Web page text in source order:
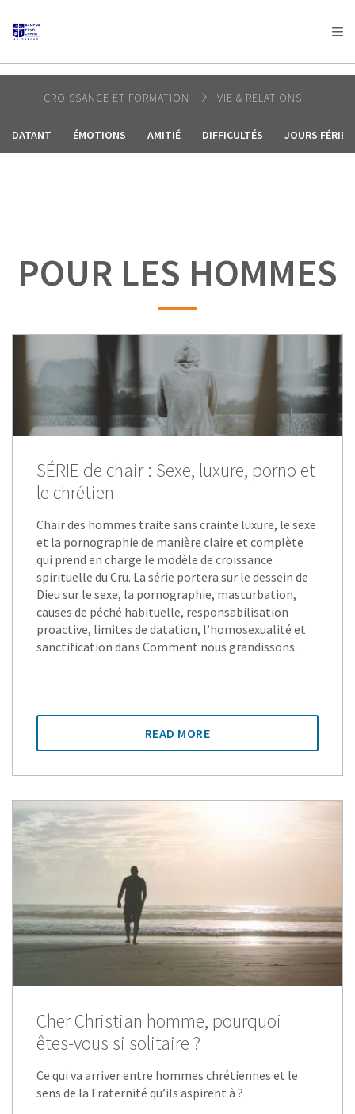
AFRICA
AMERICA / CARIBBEAN
OCEANIA
CROISSANCE ET FORMATION VIE & RELATIONS
DATANT ÉMOTIONS AMITIÉ DIFFICULTÉS JOURS FÉRIÉS
POUR LES HOMMES
SÉRIE de chair : Sexe, luxure, porno et
le chrétien
Chair des hommes traite sans crainte luxure, le sexe
et la pornographie de manière claire et complète
qui prend en charge le modèle de croissance
spirituelle du Cru. La série portera sur le dessein de
Dieu sur le sexe, la pornographie, masturbation,
causes de péché habituelle, responsabilisation
proactive, limites de datation, l’homosexualité et
sanctification dans Comment nous grandissons.
READ MORE
Cher Christian homme, pourquoi
êtes-vous si solitaire ?
Ce qui va arriver entre hommes chrétiennes et le
sens de la Fraternité qu’ils aspirent à ?